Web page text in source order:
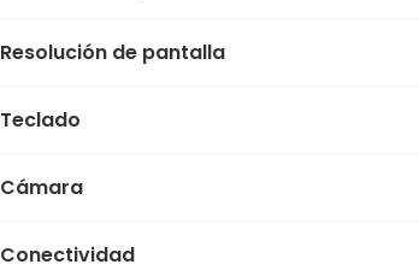
Resolución de pantalla
Teclado
Cámara
Conectividad